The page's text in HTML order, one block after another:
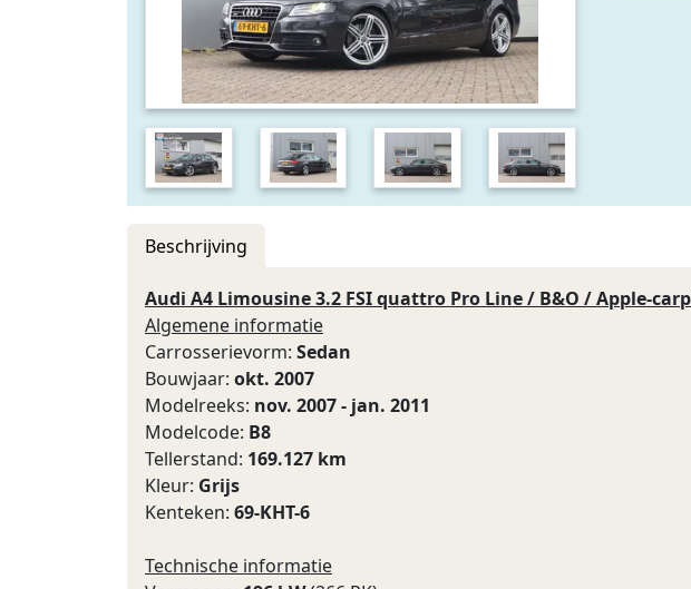
Beschrijving
Audi A4 Limousine 3.2 FSI quattro Pro Line / B&O / Apple-
Algemene informatie
Carrosserievorm: Sedan
Bouwjaar: okt. 2007
Modelreeks: nov. 2007 - jan. 2011
Modelcode: B8
Tellerstand: 169.127 km
Kleur: Grijs
Kenteken: 69-KHT-6
Technische informatie